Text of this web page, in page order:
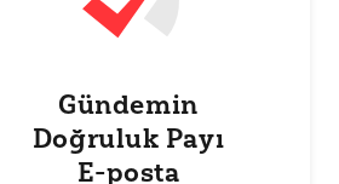
Gündemin
Doğruluk Payı
E-posta